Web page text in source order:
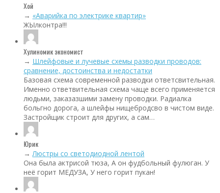
Хой
→ «Аварийка по электрике квартир»
ЖЫлконтра!!!
Хулиномик экономист
→ Шлейфовые и лучевые схемы разводки проводов:
сравнение, достоинства и недостатки
Базовая схема современной разводки ответсвительная.
Именно ответвительная схема чаще всего применяется
людьми, заказазшими замену проводки. Радиалка
больгно дорога, а шлейфы нищебродсво в чистом виде.
Застройщик строит для других, а сам…
Юрик
→Люстры со светодиодной лентой
Она была актрисой тюза, А он фудбольный фулюган. У
неё горит МЕДУЗА, У него горит пукан!